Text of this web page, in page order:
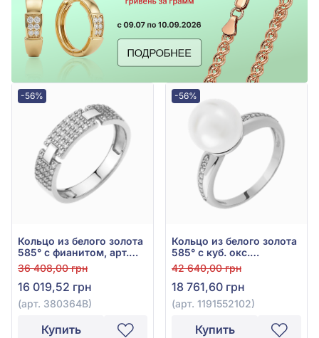
-56%
Кольцо из белого золота
585° с фианитом, арт.
380364В
36 408,00 грн
16 019,52 грн
(арт. 380364В)
Купить
-56%
Кольцо из белого золота
585° с куб. окс.
циркония и
культивированным
пресноводным
жемчугом, арт.
1191552102
42 640,00 грн
18 761,60 грн
(арт. 1191552102)
Купить